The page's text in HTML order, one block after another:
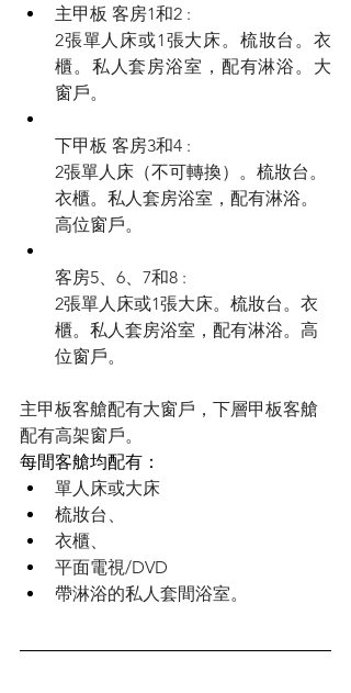
主甲板 客房1和2 :
2張單人床或1張大床。梳妝台。衣
櫃。私人套房浴室，配有淋浴。大
窗戶。
下甲板 客房3和4 :
2張單人床（不可轉換）。梳妝台。
衣櫃。私人套房浴室，配有淋浴。
高位窗戶。
客房5、6、7和8 :
2張單人床或1張大床。梳妝台。衣
櫃。私人套房浴室，配有淋浴。高
位窗戶。
主甲板客艙配有大窗戶，下層甲板客艙
配有高架窗戶。
每間客艙均配有：
單人床或大床
梳妝台、
衣櫃、
平面電視/DVD
帶淋浴的私人套間浴室。